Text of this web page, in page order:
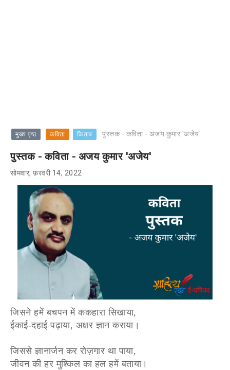
मुख्य पृष्ठ कविता किताब पुस्तक - कविता - अजय कुमार 'अजेय'
पुस्तक - कविता - अजय कुमार 'अजेय'
सोमवार, फ़रवरी 14, 2022
जिसने हमें बचपन में ककहारा सिखाया,
ईकाई-दहाई पढ़ाया, अक्षर ज्ञान कराया।
जिससे ज्ञानार्जन कर रोज़गार था पाया,
जीवन की हर मुश्किल का हल हमें बताया।